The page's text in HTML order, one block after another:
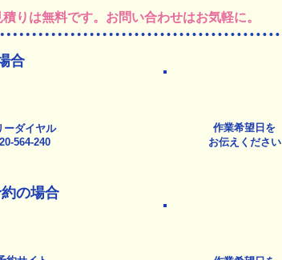
積りは無料です。お問い合わせはお気軽に​。
合
ーダイヤル
564-240
作業希望日を
​お伝えください
の場合